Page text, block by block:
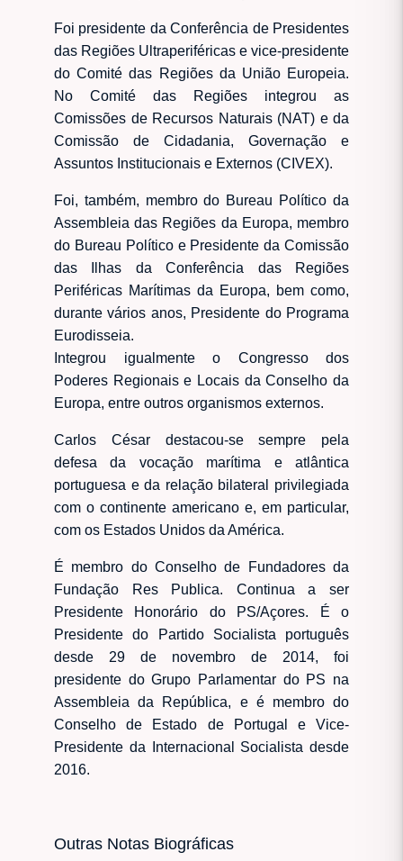
Foi presidente da Conferência de Presidentes
das Regiões Ultraperiféricas e vice-presidente
do Comité das Regiões da União Europeia.
No Comité das Regiões integrou as
Comissões de Recursos Naturais (NAT) e da
Comissão de Cidadania, Governação e
Assuntos Institucionais e Externos (CIVEX).
Foi, também, membro do Bureau Político da
Assembleia das Regiões da Europa, membro
do Bureau Político e Presidente da Comissão
das Ilhas da Conferência das Regiões
Periféricas Marítimas da Europa, bem como,
durante vários anos, Presidente do Programa
Eurodisseia.
Integrou igualmente o Congresso dos
Poderes Regionais e Locais da Conselho da
Europa, entre outros organismos externos.
Carlos César destacou-se sempre pela
defesa da vocação marítima e atlântica
portuguesa e da relação bilateral privilegiada
com o continente americano e, em particular,
com os Estados Unidos da América.
É membro do Conselho de Fundadores da
Fundação Res Publica. Continua a ser
Presidente Honorário do PS/Açores. É o
Presidente do Partido Socialista português
desde 29 de novembro de 2014, foi
presidente do Grupo Parlamentar do PS na
Assembleia da República, e é membro do
Conselho de Estado de Portugal e Vice-
Presidente da Internacional Socialista desde
2016.
Outras Notas Biográficas